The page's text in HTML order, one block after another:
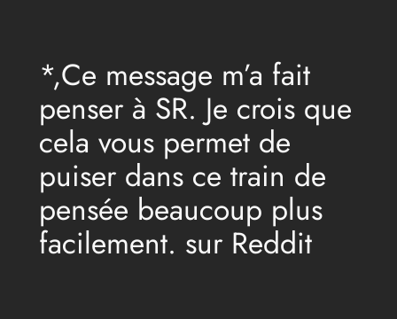
contenu*,Ce message m’a fait
penser à SR. Je crois que
cela vous permet de
puiser dans ce train de
pensée beaucoup plus
facilement. sur Reddit